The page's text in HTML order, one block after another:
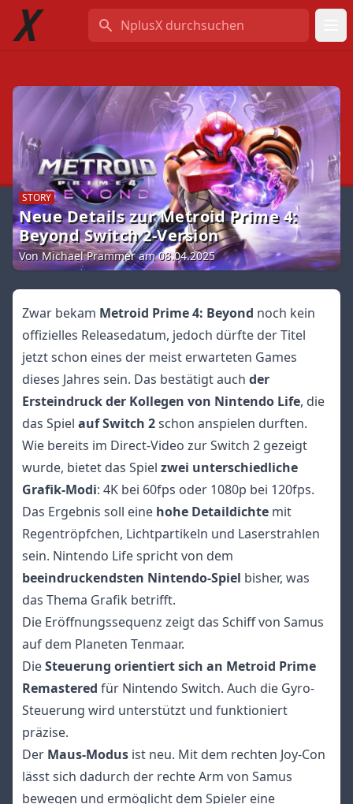
NplusX durchsuchen
STORY
Neue Details zur Metroid Prime 4:
Beyond Switch 2-Version
Von Michael Prammer am 08.04.2025
Zwar bekam Metroid Prime 4: Beyond noch kein
offizielles Releasedatum, jedoch dürfte der Titel
jetzt schon eines der meist erwarteten Games
dieses Jahres sein. Das bestätigt auch der
Ersteindruck der Kollegen von Nintendo Life, die
das Spiel auf Switch 2schon anspielen durften.
Wie bereits im Direct-Video zur Switch 2 gezeigt
wurde, bietet das Spiel zwei unterschiedliche
Grafik-Modi: 4K bei 60fps oder 1080p bei 120fps.
Das Ergebnis soll eine hohe Detaildichte mit
Regentröpfchen, Lichtpartikeln und Laserstrahlen
sein. Nintendo Life spricht von dem
beeindruckendsten Nintendo-Spiel bisher, was
das Thema Grafik betrifft.
Die Eröffnungssequenz zeigt das Schiff von Samus
auf dem Planeten Tenmaar.
DieSteuerung orientiert sich an Metroid Prime
Remastered für Nintendo Switch. Auch die Gyro-
Steuerung wird unterstützt und funktioniert
präzise.
Der Maus-Modus ist neu. Mit dem rechten Joy-Con
lässt sich dadurch der rechte Arm von Samus
bewegen und ermöglicht dem Spieler eine